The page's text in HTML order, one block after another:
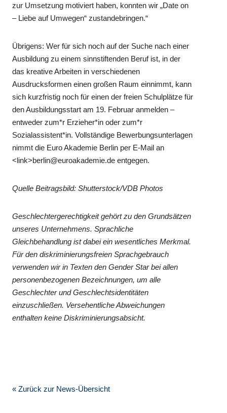
zur Umsetzung motiviert haben, konnten wir „Date on
– Liebe auf Umwegen“ zustandebringen.“
Übrigens: Wer für sich noch auf der Suche nach einer
Ausbildung zu einem sinnstiftenden Beruf ist, in der
das kreative Arbeiten in verschiedenen
Ausdrucksformen einen großen Raum einnimmt, kann
sich kurzfristig noch für einen der freien Schulplätze für
den Ausbildungsstart am 19. Februar anmelden –
entweder zum*r Erzieher*in oder zum*r
Sozialassistent*in. Vollständige Bewerbungsunterlagen
nimmt die Euro Akademie Berlin per E-Mail an
<link>berlin@euroakademie.de entgegen.
Quelle Beitragsbild: Shutterstock/VDB Photos
Geschlechtergerechtigkeit gehört zu den Grundsätzen
unseres Unternehmens. Sprachliche
Gleichbehandlung ist dabei ein wesentliches Merkmal.
Für den diskriminierungsfreien Sprachgebrauch
verwenden wir in Texten den Gender Star bei allen
personenbezogenen Bezeichnungen, um alle
Geschlechter und Geschlechtsidentitäten
einzuschließen. Versehentliche Abweichungen
enthalten keine Diskriminierungsabsicht.
« Zurück zur News-Übersicht